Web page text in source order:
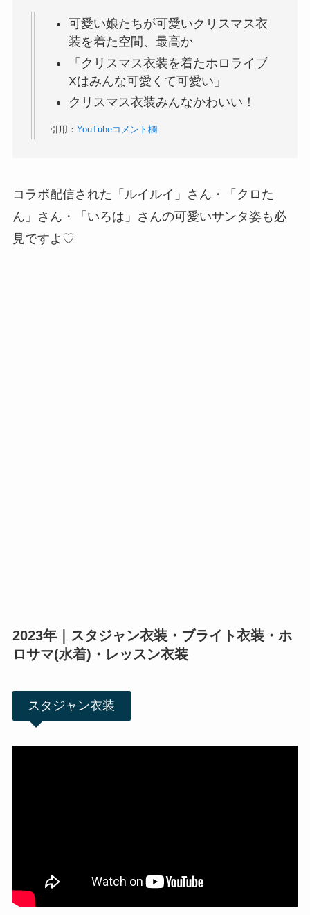
可愛い娘たちが可愛いクリスマス衣
装を着た空間、最高か
「クリスマス衣装を着たホロライブ
Xはみんな可愛くて可愛い」
クリスマス衣装みんなかわいい！
引用： YouTubeコメント欄
コラボ配信された「ルイルイ」さん・「クロた
ん」さん・「いろは」さんの可愛いサンタ姿も必
見ですよ♡
2023年｜スタジャン衣装・ブライト衣装・ホ
ロサマ(水着)・レッスン衣装
スタジャン衣装